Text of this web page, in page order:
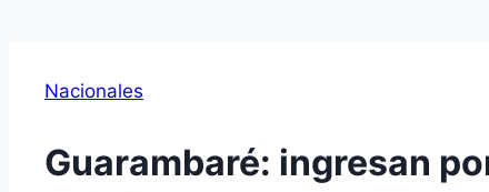
Nacionales
Guarambaré: ingresan